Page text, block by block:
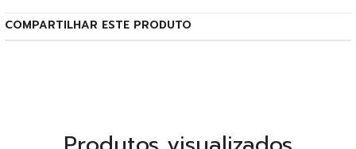
COMPARTILHAR ESTE PRODUTO